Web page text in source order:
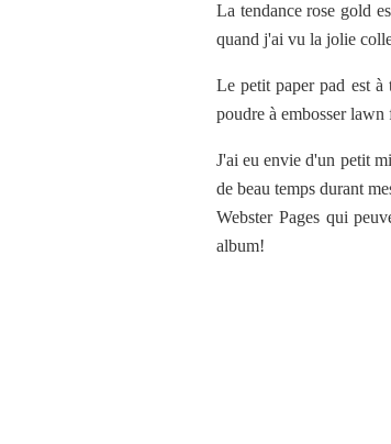
La tendance rose gold
quand j'ai vu la jolie
Le petit paper pad est à
poudre à embosser
J'ai eu envie d'un petit
de beau temps durant
Webster Pages qui
album!